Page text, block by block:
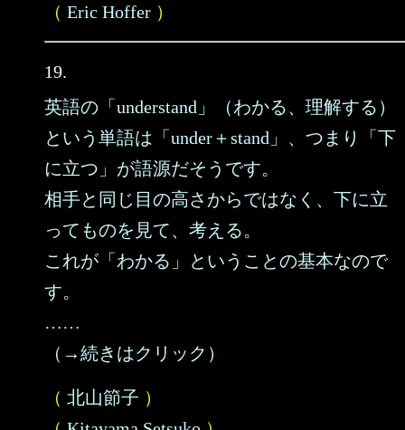
（ Eric Hoffer ）
19.
英語の「understand」（わかる、理解する）
という単語は「under＋stand」、つまり「下
に立つ」が語源だそうです。
相手と同じ目の高さからではなく、下に立
ってものを見て、考える。
これが「わかる」ということの基本なので
す。
……
（→続きはクリック）
（ 北山節子 ）